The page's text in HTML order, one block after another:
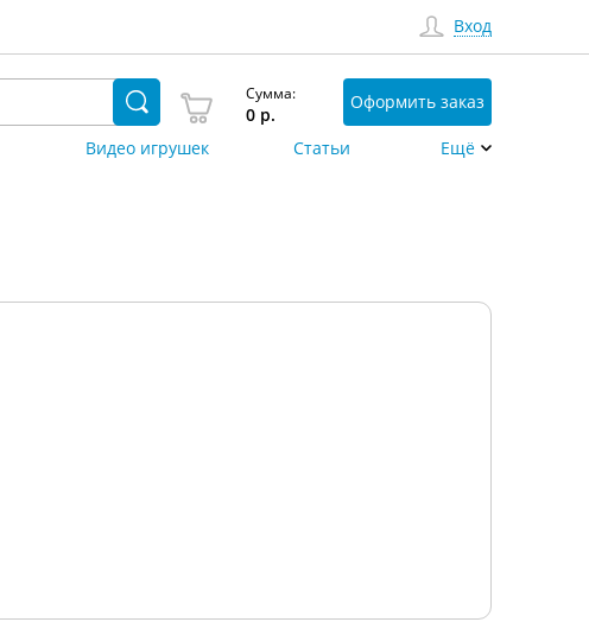
Вход
Сумма:
0 р.
Оформить заказ
Видео игрушек Статьи Ещё